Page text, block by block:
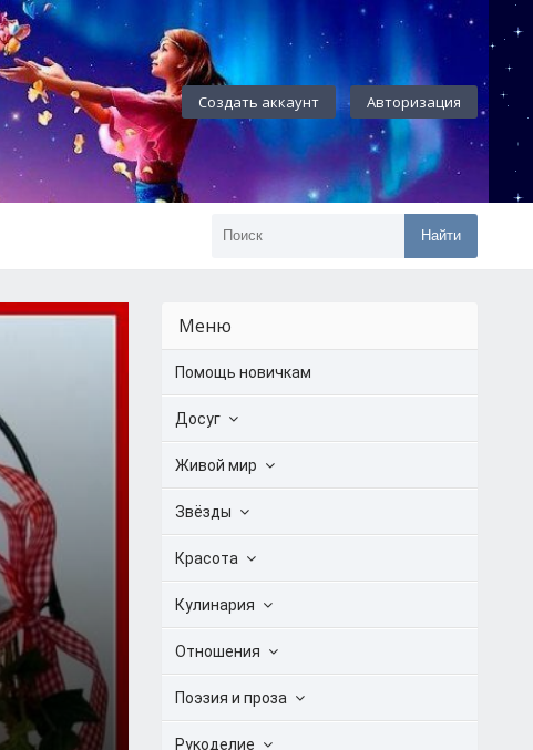
Создать аккаунт Авторизация
Найти
Меню
Помощь новичкам
Досуг
Живой мир
Звёзды
Красота
Кулинария
Отношения
Поэзия и проза
Рукоделие